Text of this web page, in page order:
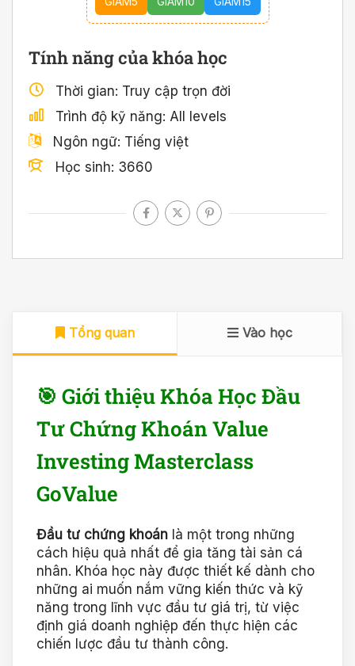
Tổng quan Vào học
🎯 Giới thiệu Khóa Học Đầu
Tư Chứng Khoán Value
Investing Masterclass
GoValue
Đầu tư chứng khoán là một trong những
cách hiệu quả nhất để gia tăng tài sản cá
nhân. Khóa học này được thiết kế dành cho
những ai muốn nắm vững kiến thức và kỹ
năng trong lĩnh vực đầu tư giá trị, từ việc
định giá doanh nghiệp đến thực hiện các
chiến lược đầu tư thành công.
Tính năng của khóa học
Thời gian Truy cập trọn đời
Trình độ kỹ năng All levels
Ngôn ngữ Tiếng việt
Học sinh 3660